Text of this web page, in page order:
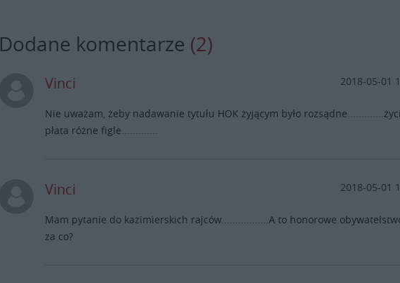
Dodane komentarze (2)
Vinci 2018-05-01
Nie uważam, żeby nadawanie tytułu HOK żyjącym było
płata różne figle.............
Vinci 2018-05-01
Mam pytanie do kazimierskich rajców.................A to honorowe
za co?